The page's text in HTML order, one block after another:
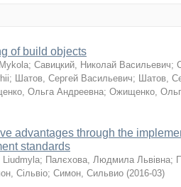
of build objects
; Савицкий, Николай Васильевич;
; Шатов, Сергей Васильевич; Шатов,
Ольга Андреевна; Ожищенко,
advantages through the
standards
Liudmyla; Палєхова, Людмила Львівна;
Сільвіо; Симон, Сильвио (2016-03)